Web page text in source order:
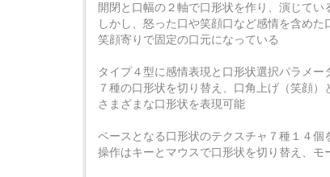
開閉と口幅の２軸で口形状を作り、演じてい
しかし、怒った口や笑顔口など感情を含めた
笑顔寄りで固定の口元になっている
タイプ４型に感情表現と口形状選択パラメー
７種の口形状を切り替え、口角上げ（笑顔）
さまざまな口形状を表現可能
ベースとなる口形状のテクスチャ７種１４
操作はキーとマウスで口形状を切り替え、